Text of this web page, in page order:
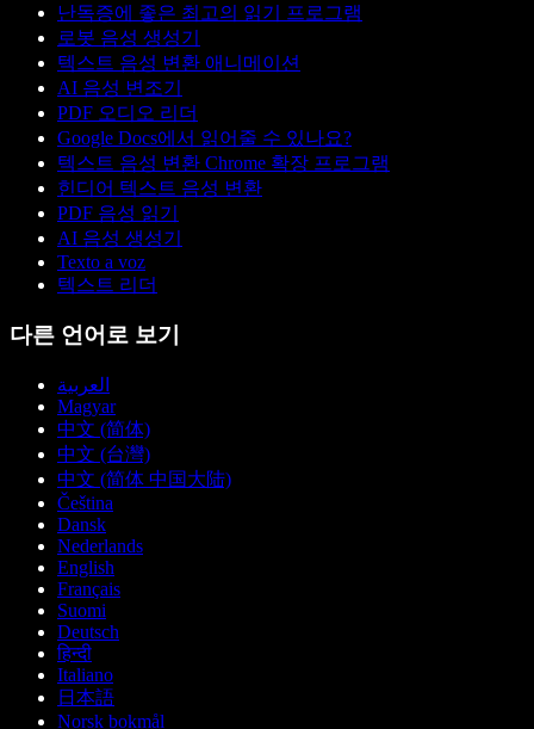
난독증에 좋은 최고의 읽기 프로그램
로봇 음성 생성기
텍스트 음성 변환 애니메이션
AI 음성 변조기
PDF 오디오 리더
Google Docs에서 읽어줄 수 있나요?
텍스트 음성 변환 Chrome 확장 프로그램
힌디어 텍스트 음성 변환
PDF 음성 읽기
AI 음성 생성기
Texto a voz
텍스트 리더
다른 언어로 보기
العربية
Magyar
中文 (简体)
中文 (台灣)
中文 (简体 中国大陆)
Čeština
Dansk
Nederlands
English
Français
Suomi
Deutsch
हिन्दी
Italiano
日本語
Norsk bokmål